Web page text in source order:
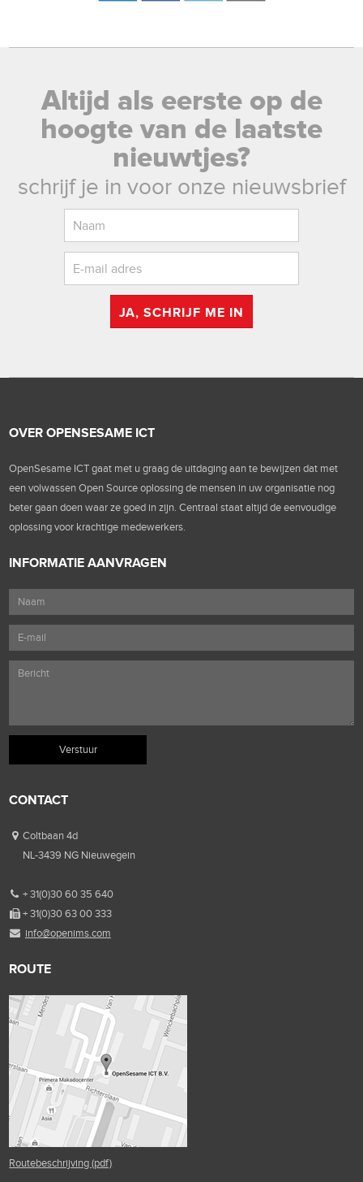
Altijd als eerste op de
hoogte van de laatste
nieuwtjes?
schrijf je in voor onze nieuwsbrief
JA, SCHRIJF ME IN
OVER OPENSESAME ICT
OpenSesame ICT gaat met u graag de uitdaging aan te bewijzen dat met
een volwassen Open Source oplossing de mensen in uw organisatie nog
beter gaan doen waar ze goed in zijn. Centraal staat altijd de eenvoudige
oplossing voor krachtige medewerkers.
INFORMATIE AANVRAGEN
CONTACT
Coltbaan 4d
NL-3439 NG Nieuwegein
+ 31(0)30 60 35 640
+ 31(0)30 63 00 333
info@openims.com
ROUTE
Routebeschrijving (pdf)